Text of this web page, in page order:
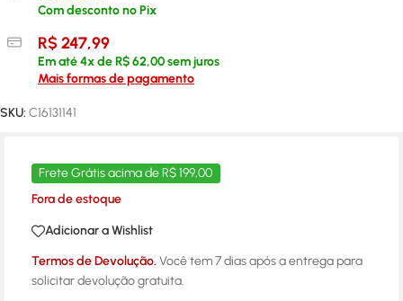
Com desconto no Pix
R$247,99
Em até4x deR$62,00sem juros
Mais formas de pagamento
SKU: C16131141
Frete Grátis acima de R$ 199,00
Fora de estoque
Adicionar a Wishlist
Termos de Devolução. Você tem 7 dias após a entrega para
solicitar devolução gratuita.